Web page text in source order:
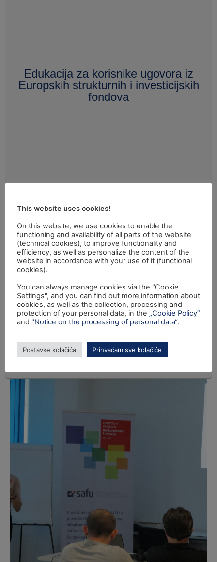
Edukacija za korisnike ugovora iz
Europskih strukturnih i investicijskih
fondova
This website uses cookies!
On this website, we use cookies to enable the
functioning and availability of all parts of the website
(technical cookies), to improve functionality and
efficiency, as well as personalize the content of the
website in accordance with your use of it (functional
cookies).
You can always manage cookies via the "Cookie
Settings", and you can find out more information about
cookies, as well as the collection, processing and
protection of your personal data, in the „Cookie Policy“
and "Notice on the processing of personal data“.
Postavke kolačića Prihvaćam sve kolačiće